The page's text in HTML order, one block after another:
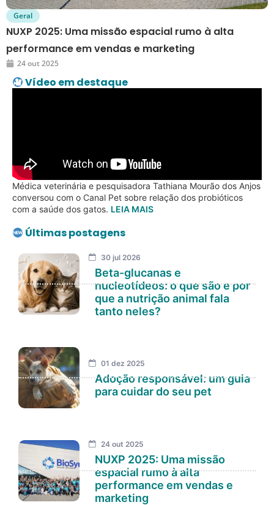
Geral
NUXP 2025: Uma missão espacial rumo à alta
performance em vendas e marketing
24 out 2025
Vídeo em destaque
Médica veterinária e pesquisadora Tathiana Mourão dos Anjos
conversou com o Canal Pet sobre relação dos probióticos
com a saúde dos gatos. LEIA MAIS
Últimas postagens
30 jul 2026
Beta-glucanas e
nucleotídeos: o que são e por
que a nutrição animal fala
tanto neles?
01 dez 2025
Adoção responsável: um guia
para cuidar do seu pet
24 out 2025
NUXP 2025: Uma missão
espacial rumo à alta
performance em vendas e
marketing